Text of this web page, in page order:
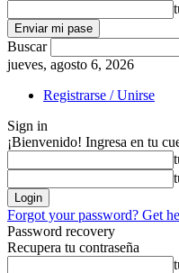
Buscar
jueves, agosto 6, 2026
Registrarse / Unirse
Sign in
¡Bienvenido! Ingresa en tu
Forgot your password? Get
Password recovery
Recupera tu contraseña